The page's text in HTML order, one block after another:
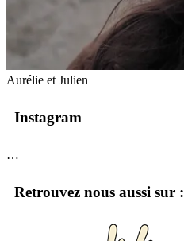
Aurélie et Julien
Instagram
…
Retrouvez nous aussi sur :